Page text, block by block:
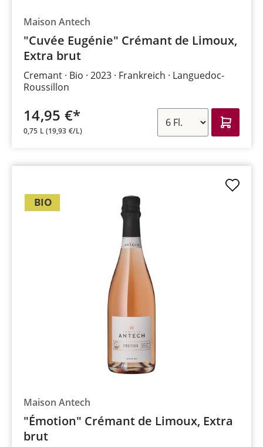
Maison Antech
"Cuvée Eugénie" Crémant de Limoux,
Extra brut
Cremant Bio 2023 Frankreich
Languedoc-
Roussillon
14,95 €*
0,75 L(19,93 €/L)
BIO
Maison Antech
"Émotion" Crémant de Limoux, Extra
brut